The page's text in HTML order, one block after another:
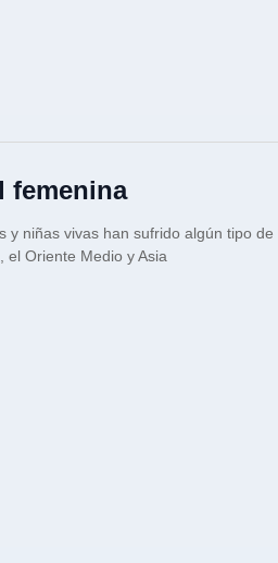
femenina
y niñas vivas han sufrido algún tipo de
el Oriente Medio y Asia